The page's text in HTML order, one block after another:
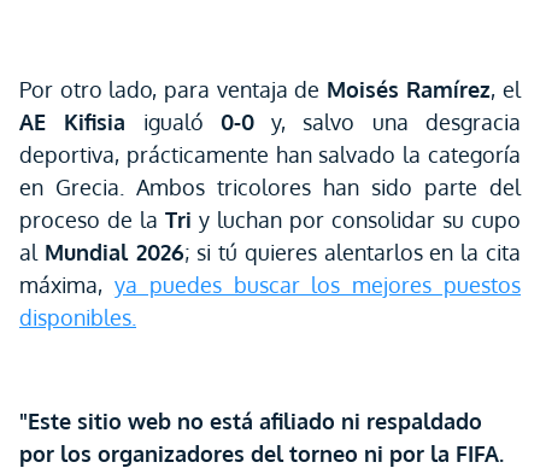
Por otro lado, para ventaja de Moisés Ramírez, el
AE Kifisia igualó 0-0y, salvo una desgracia
deportiva, prácticamente han salvado la categoría
en Grecia. Ambos tricolores han sido parte del
proceso de la Tri y luchan por consolidar su cupo
al Mundial 2026; si tú quieres alentarlos en la cita
máxima, ya puedes buscar los mejores puestos
disponibles.
"Este sitio web no está afiliado ni respaldado
por los organizadores del torneo ni por la FIFA.